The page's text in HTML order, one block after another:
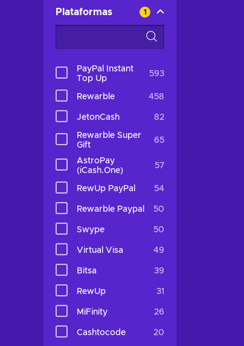
Plataformas 1
PayPal Instant
Top Up
593
Rewarble 458
JetonCash 82
Rewarble Super
Gift
65
AstroPay
(iCash.One)
57
RewUp PayPal 54
Rewarble Paypal 50
Swype 50
Virtual Visa 49
Bitsa 39
RewUp 31
MiFinity 26
Cashtocode 20